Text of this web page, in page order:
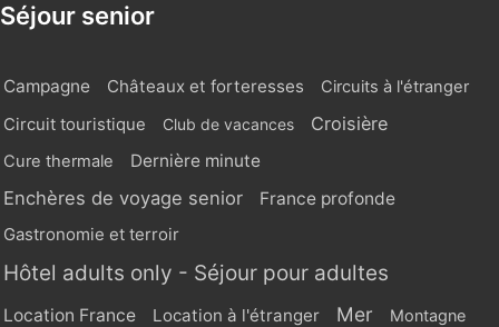
Séjour senior
Campagne Châteaux et forteresses
Circuits à l'étranger
Circuit touristique
Club de vacances Croisière
Cure thermale Dernière minute
Enchères de voyage senior
France profonde
Gastronomie et terroir
Hôtel adults only - Séjour pour adultes
Location France Location à l'étranger Mer Montagne